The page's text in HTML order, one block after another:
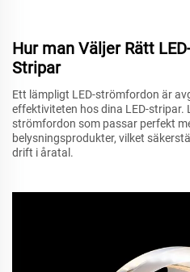
Hur man Väljer Rätt
Stripar
Ett lämpligt LED-strömfordon är
effektiviteten hos dina LED-stripar.
strömfordon som passar perfekt
belysningsprodukter, vilket
drift i åratal.